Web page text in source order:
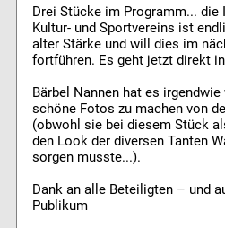
Drei Stücke im Programm... die
Kultur- und Sportvereins ist
alter Stärke und will dies im
fortführen. Es geht jetzt direkt
Bärbel Nannen hat es
schöne Fotos zu machen von
(obwohl sie bei diesem Stück
den Look der diversen Tanten
sorgen musste...).
Dank an alle Beteiligten – und
Publikum